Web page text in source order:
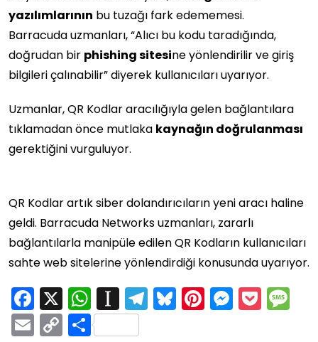
yazılımlarının bu tuzağı fark edememesi.
Barracuda uzmanları, “Alıcı bu kodu taradığında,
doğrudan bir phishing sitesine yönlendirilir ve giriş
bilgileri çalınabilir” diyerek kullanıcıları uyarıyor.
Uzmanlar, QR Kodlar aracılığıyla gelen bağlantılara
tıklamadan önce mutlaka kaynağın doğrulanması
gerektiğini vurguluyor.
QR Kodlar artık siber dolandırıcıların yeni aracı haline
geldi. Barracuda Networks uzmanları, zararlı
bağlantılarla manipüle edilen QR Kodların kullanıcıları
sahte web sitelerine yönlendirdiği konusunda uyarıyor.
Facebook
X WhatsApp
Instapaper
Telegram
Bluesky
Pinterest
EmailCopy
Share